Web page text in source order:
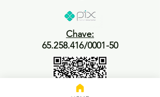
Chave:
65.258.416/0001-50